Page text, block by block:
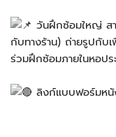
วันฝึกซ้อมใหญ่ สา
กับทางร้าน) ถ่ายรูปกับ
ร่วมฝึกซ้อมภายในหอปร
ลิงก์แบบฟอร์มหนั